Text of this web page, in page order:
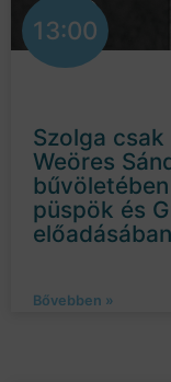
13:00
Szolga
Weöres
püspök és
előadásában
Bővebben »